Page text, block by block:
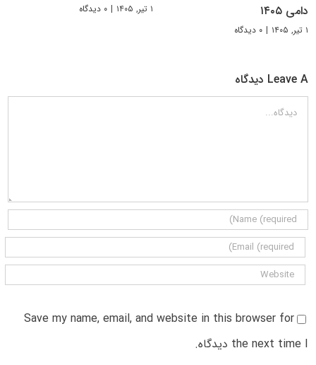
دامی ۱۴۰۵
۱ تیر, ۱۴۰۵ | ۰ دیدگاه
۱ تیر, ۱۴۰۵ | ۰ دیدگاه
Leave A دیدگاه
دیدگاه
Save my name, email, and website in this browser for
the next time I دیدگاه.